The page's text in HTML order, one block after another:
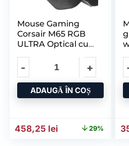
Mouse Gaming
Corsair M65 RGB
ULTRA Optical cu
ADAUGĂ ÎN COȘ
Prețul inițial a fost:
458,25 lei Prețul curent
29%